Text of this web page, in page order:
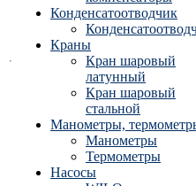
Конденсатоотводчик
Краны
Кран шаровый
латунный
Кран шаровый
стальной
Манометры,
Манометры
Термометры
Насосы